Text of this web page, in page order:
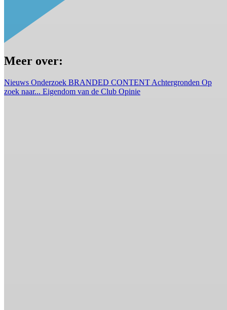
Meer over:
Nieuws Onderzoek BRANDED CONTENT Achtergronden Op
zoek naar... Eigendom van de Club Opinie